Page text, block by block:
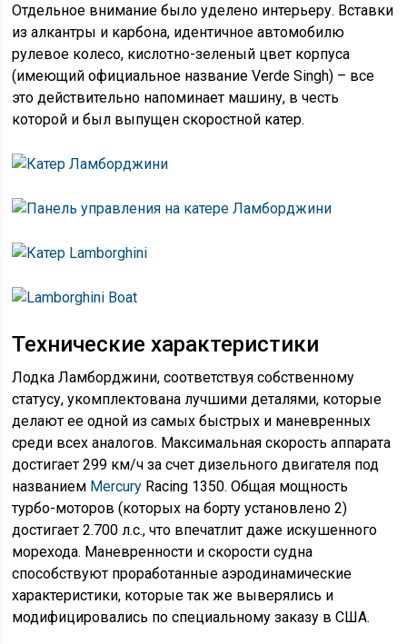
Отдельное внимание было уделено интерьеру. Вставки
из алкантры и карбона, идентичное автомобилю
рулевое колесо, кислотно-зеленый цвет корпуса
(имеющий официальное название Verde Singh) – все
это действительно напоминает машину, в честь
которой и был выпущен скоростной катер.
Технические характеристики
Лодка Ламборджини, соответствуя собственному
статусу, укомплектована лучшими деталями, которые
делают ее одной из самых быстрых и маневренных
среди всех аналогов. Максимальная скорость аппарата
достигает 299 км/ч за счет дизельного двигателя под
названием Mercury Racing 1350. Общая мощность
турбо-моторов (которых на борту установлено 2)
достигает 2.700 л.с., что впечатлит даже искушенного
морехода. Маневренности и скорости судна
способствуют проработанные аэродинамические
характеристики, которые так же выверялись и
модифицировались по специальному заказу в США.